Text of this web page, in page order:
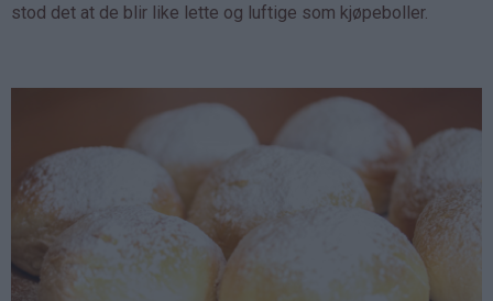
stod det at de blir like lette og luftige som kjøpeboller.